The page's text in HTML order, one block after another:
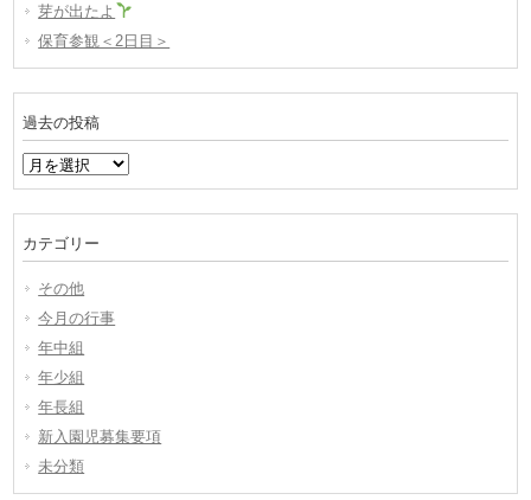
芽が出たよ
保育参観＜2日目＞
過去の投稿
過
去
稿
カテゴリー
その他
今月の行事
年中組
年少組
年長組
新入園児募集要項
未分類